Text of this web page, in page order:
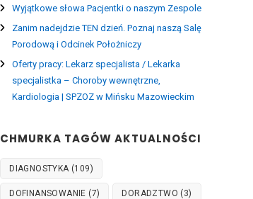
Wyjątkowe słowa Pacjentki o naszym Zespole
Zanim nadejdzie TEN dzień. Poznaj naszą Salę
Porodową i Odcinek Położniczy
Oferty pracy: Lekarz specjalista / Lekarka
specjalistka – Choroby wewnętrzne,
Kardiologia | SPZOZ w Mińsku Mazowieckim
CHMURKA TAGÓW AKTUALNOŚCI
DIAGNOSTYKA(109)
DOFINANSOWANIE (7) DORADZTWO (3)